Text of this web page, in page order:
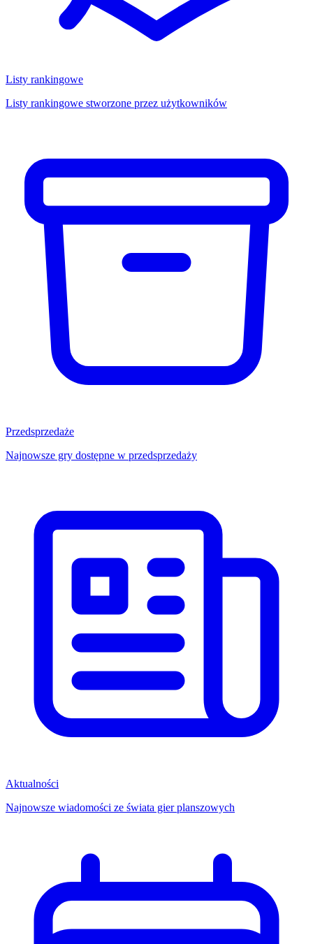
Listy rankingowe
Listy rankingowe stworzone przez użytkowników
Przedsprzedaże
Najnowsze gry dostępne w przedsprzedaży
Aktualności
Najnowsze wiadomości ze świata gier planszowych